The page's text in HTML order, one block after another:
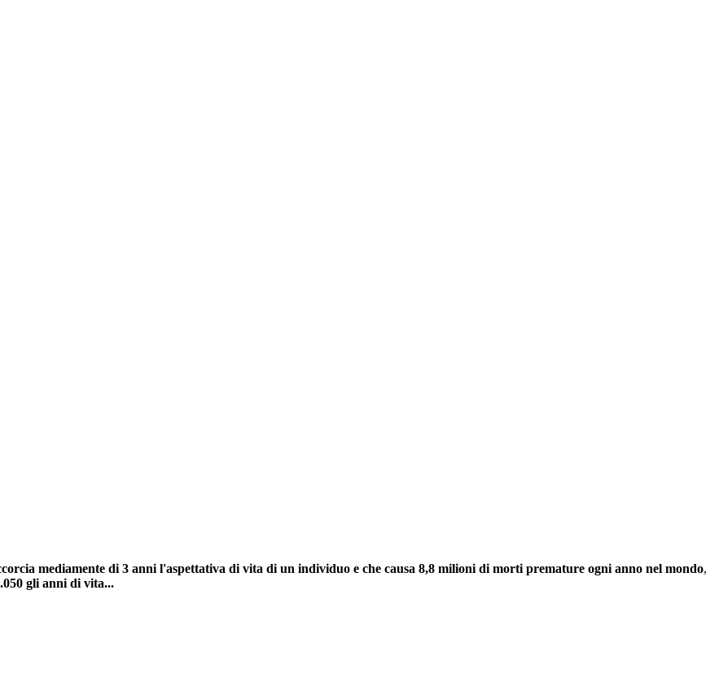
mediamente di 3 anni l'aspettativa di vita di un individuo e che causa 8,8 milioni di morti premature ogni anno nel mondo,
gli anni di vita...